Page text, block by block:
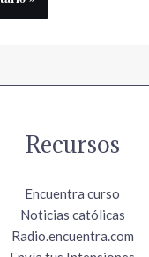
Recursos
Encuentra curso
Noticias católicas
Radio.encuentra.com